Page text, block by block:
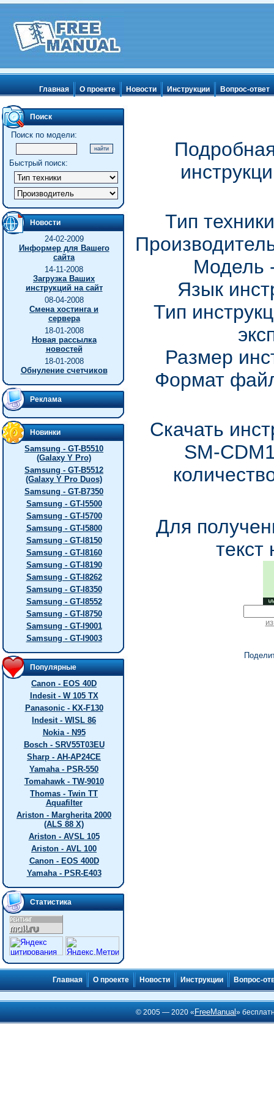
Главная О проекте Новости Инструкции Вопрос-ответ
Поиск
Поиск по модели:
Быстрый поиск:
Новости
24-02-2009
Информер для Вашего
сайта
14-11-2008
Загрузка Ваших
инструкций на сайт
08-04-2008
Смена хостинга и
сервера
18-01-2008
Новая рассылка
новостей
18-01-2008
Обнуление счетчиков
Реклама
Новинки
Samsung - GT-B5510
(Galaxy Y Pro)
Samsung - GT-B5512
(Galaxy Y Pro Duos)
Samsung - GT-B7350
Samsung - GT-I5500
Samsung - GT-I5700
Samsung - GT-I5800
Samsung - GT-I8150
Samsung - GT-I8160
Samsung - GT-I8190
Samsung - GT-I8262
Samsung - GT-I8350
Samsung - GT-I8552
Samsung - GT-I8750
Samsung - GT-I9001
Samsung - GT-I9003
Популярные
Canon - EOS 40D
Indesit - W 105 TX
Panasonic - KX-F130
Indesit - WISL 86
Nokia - N95
Bosch - SRV55T03EU
Sharp - AH-AP24CE
Yamaha - PSR-550
Tomahawk - TW-9010
Thomas - Twin TT
Aquafilter
Ariston - Margherita 2000
(ALS 88 X)
Ariston - AVSL 105
Ariston - AVL 100
Canon - EOS 400D
Yamaha - PSR-E403
Статистика
Тип
Модель
Язык
Тип
Размер
Формат
Скачать
SM-
Для
текст
Главная О проекте Новости Инструкции Вопрос-
© 2005 — 2020 « FreeManual»